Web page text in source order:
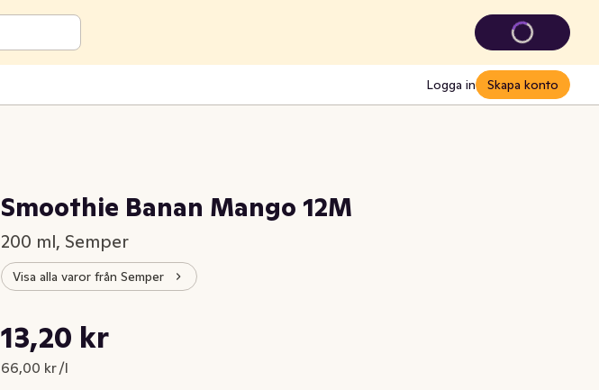
Logga in Skapa konto
Smoothie Banan Mango 12M
200 ml, Semper
Visa alla varor från Semper
Nuvarande pris är: 13,20 kr
13,20 kr
66,00 kr /l
Styckpris: 66,00 kr /l